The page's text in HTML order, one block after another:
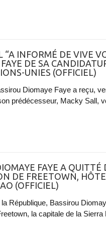
“A INFORMÉ DE VIVE
DE SA
UNIES (OFFICIEL)
Diomaye Faye a reçu,
prédécesseur, Macky Sall,
FAYE A QUITTÉ
DE FREETOWN,
(OFFICIEL)
République, Bassirou
la capitale de la